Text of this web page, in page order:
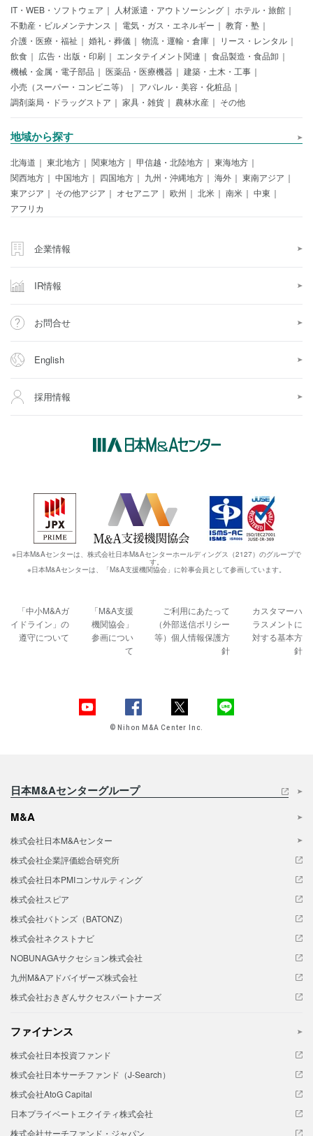
IT・WEB・ソフトウェア 人材派遣・アウトソーシング
ホテル・旅館
不動産・ビルメンテナンス
電気・ガス・エネルギー
教育・塾
介護・医療・福祉
婚礼・葬儀 物流・運輸・倉庫
リース・レンタル
飲食
広告・出版・印刷 エンタテイメント関連
食品製造・食品卸
機械・金属・電子部品
医薬品・医療機器
建築・土木・工事
小売（スーパー・コンビニ等）
アパレル・美容・化粧品
調剤薬局・ドラッグストア
家具・雑貨 農林水産 その他
地域から探す
北海道 東北地方 関東地方 甲信越・北陸地方
東海地方
関西地方
中国地方 四国地方 九州・沖縄地方 海外
東南アジア
東アジア
その他アジア オセアニア 欧州 北米 南米
中東
アフリカ
企業情報
IR情報
お問合せ
English
採用情報
※日本M&Aセンターは、株式会社日本M&Aセンターホールディングス（2127）のグループで
す。
※日本M&Aセンターは、「M&A支援機関協会」に幹事会員として参画しています。
「中小M&Aガ
イドライン」の
遵守について
「M&A支援
機関協会」
参画につい
て
ご利用にあたって
（外部送信ポリシー
等）個人情報保護方
針
カスタマーハ
ラスメントに
対する基本方
針
© Nihon M&A Center Inc.
日本M&Aセンターグループ
M&A
株式会社日本M&Aセンター
株式会社企業評価総合研究所
株式会社日本PMIコンサルティング
株式会社スピア
株式会社バトンズ（BATONZ）
株式会社ネクストナビ
NOBUNAGAサクセション株式会社
九州M&Aアドバイザーズ株式会社
株式会社おきぎんサクセスパートナーズ
ファイナンス
株式会社日本投資ファンド
株式会社日本サーチファンド（J-Search）
株式会社AtoG Capital
日本プライベートエクイティ株式会社
株式会社サーチファンド・ジャパン